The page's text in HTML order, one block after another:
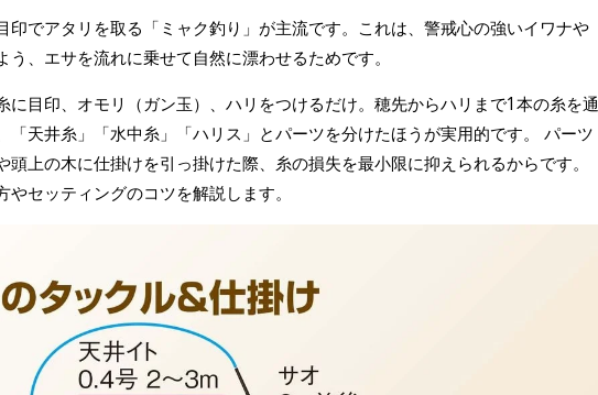
印でアタリを取る「ミャク釣り」が主流です。これは、警戒心の強いイワナや
、エサを流れに乗せて自然に漂わせるためです。
に目印、オモリ（ガン玉）、ハリをつけるだけ。穂先からハリまで1本の糸を通
「天井糸」「水中糸」「ハリス」とパーツを分けたほうが実用的です。 パーツ
頭上の木に仕掛けを引っ掛けた際、糸の損失を最小限に抑えられるからです。
セッティングのコツを解説します。